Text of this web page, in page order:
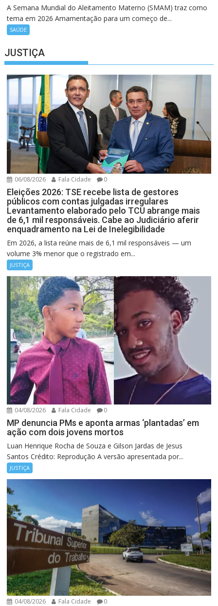
A Semana Mundial do Aleitamento Materno (SMAM) traz como
tema em 2026 Amamentação para um começo de...
SAÚDE
JUSTIÇA
06/08/2026 Fala Cidade 0
Eleições 2026: TSE recebe lista de gestores
públicos com contas julgadas irregulares
Levantamento elaborado pelo TCU abrange mais
de 6,1 mil responsáveis. Cabe ao Judiciário aferir
enquadramento na Lei de Inelegibilidade
Em 2026, a lista reúne mais de 6,1 mil responsáveis — um
volume 3% menor que o registrado em...
JUSTIÇA
04/08/2026 Fala Cidade 0
MP denuncia PMs e aponta armas ‘plantadas’ em
ação com dois jovens mortos
Luan Henrique Rocha de Souza e Gilson Jardas de Jesus
Santos Crédito: Reprodução A versão apresentada por...
JUSTIÇA
04/08/2026 Fala Cidade 0